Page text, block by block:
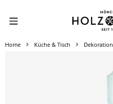
Zum Hauptinhalt springen
Home Küche & Tisch Dekoration